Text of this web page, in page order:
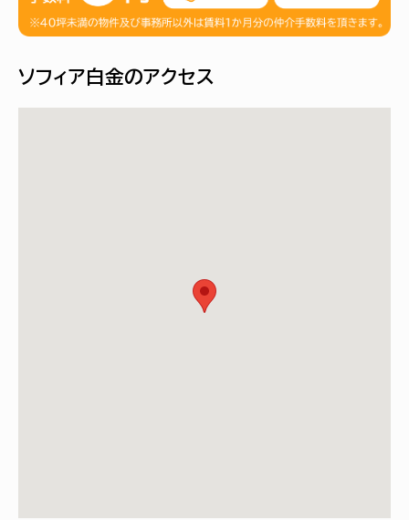
ソフィア白金のアクセス